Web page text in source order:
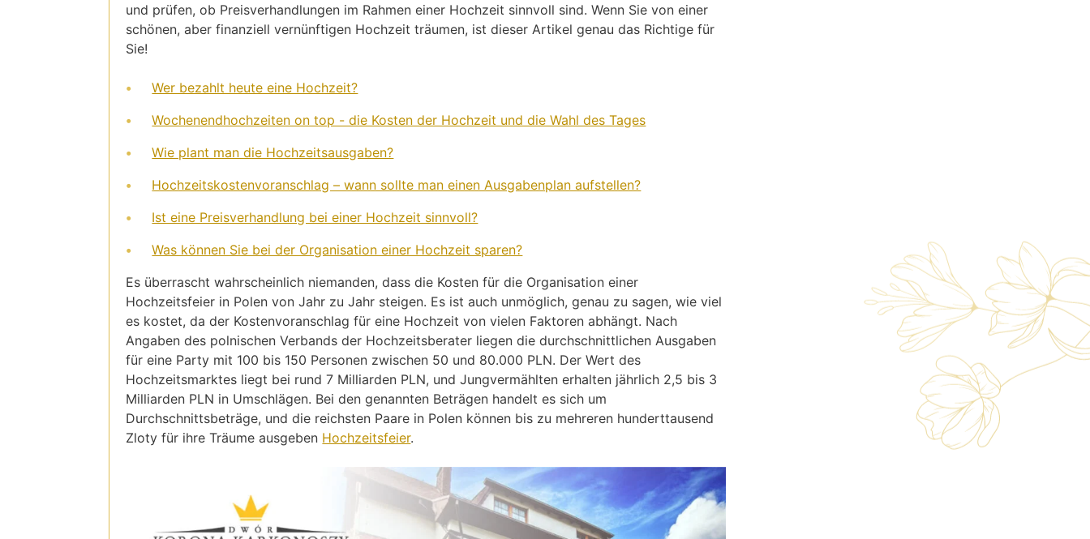
und prüfen, ob Preisverhandlungen im Rahmen einer Hochzeit sinnvoll sind. Wenn Sie von einer
schönen, aber finanziell vernünftigen Hochzeit träumen, ist dieser Artikel genau das Richtige für
Sie!
Wer bezahlt heute eine Hochzeit?
Wochenendhochzeiten on top - die Kosten der Hochzeit und die Wahl des Tages
Wie plant man die Hochzeitsausgaben?
Hochzeitskostenvoranschlag – wann sollte man einen Ausgabenplan aufstellen?
Ist eine Preisverhandlung bei einer Hochzeit sinnvoll?
Was können Sie bei der Organisation einer Hochzeit sparen?
Es überrascht wahrscheinlich niemanden, dass die Kosten für die Organisation einer
Hochzeitsfeier in Polen von Jahr zu Jahr steigen. Es ist auch unmöglich, genau zu sagen, wie viel
es kostet, da der Kostenvoranschlag für eine Hochzeit von vielen Faktoren abhängt. Nach
Angaben des polnischen Verbands der Hochzeitsberater liegen die durchschnittlichen Ausgaben
für eine Party mit 100 bis 150 Personen zwischen 50 und 80.000 PLN. Der Wert des
Hochzeitsmarktes liegt bei rund 7 Milliarden PLN, und Jungvermählten erhalten jährlich 2,5 bis 3
Milliarden PLN in Umschlägen. Bei den genannten Beträgen handelt es sich um
Durchschnittsbeträge, und die reichsten Paare in Polen können bis zu mehreren hunderttausend
Zloty für ihre Träume ausgeben Hochzeitsfeier.